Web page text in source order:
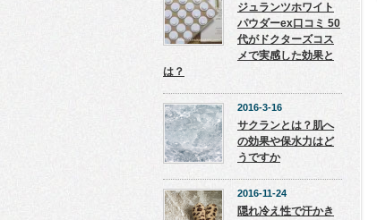
ジュランツホワイト
パウダーex口コミ 50
代がドクターズコス
メで実感した効果と
は？
2016-3-16
サクランとは？肌へ
の効果や保水力はど
うですか
2016-11-24
隠れ冷え性で汗かき